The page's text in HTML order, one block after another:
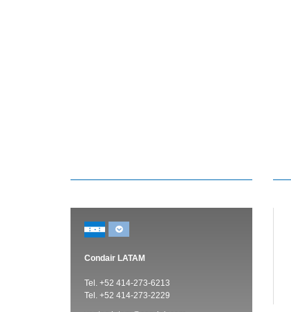
Condair LATAM
Tel. +52 414-273-6213
Tel. +52 414-273-2229